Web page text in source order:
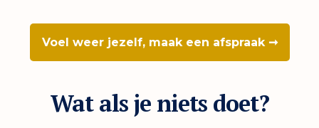
Voel weer jezelf, maak een afspraak ➞
Wat als je niets doet?